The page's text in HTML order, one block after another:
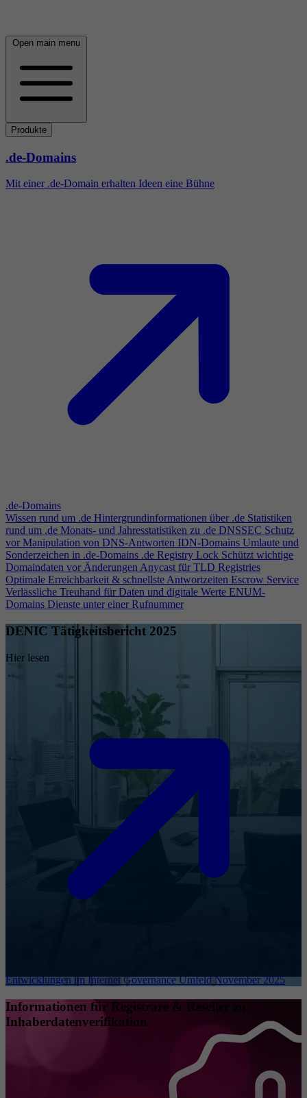
Open main menu
Produkte
.de-Domains
Mit einer .de-Domain erhalten Ideen eine Bühne
.de-Domains
Wissen rund um .de Hintergrundinformationen über .de Statistiken
rund um .de Monats- und Jahresstatistiken zu .de DNSSEC Schutz
vor Manipulation von DNS-Antworten IDN-Domains Umlaute und
Sonderzeichen in .de-Domains .de Registry Lock Schützt wichtige
Domaindaten vor ÄnderungenAnycast für TLD Registries
Optimale Erreichbarkeit & schnellste Antwortzeiten Escrow Service
Verlässliche Treuhand für Daten und digitale Werte ENUM-
Domains Dienste unter einer Rufnummer
DENIC Tätigkeitsbericht 2025
Hier lesen
Entwicklungen im Internet Governance Umfeld November 2025
Informationen für Registrare & Reseller zu
Inhaberdatenverifikation